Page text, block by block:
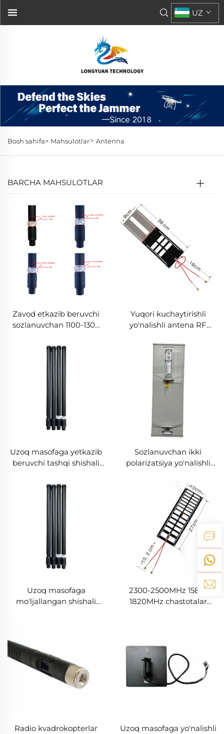
UZ
Bosh sahifa> Mahsulotlar> Antenna
BARCHA MAHSULOTLAR
Zavod etkazib beruvchi
sozlanuvchan 1100-1300
600mm*32mm RF
barcha yo'nalishda
dronlarni blokirovka qilish
Yuqori kuchaytirishli
yo'nalishli antena RF
radio to'siqchi UAV
signalini blokirovka qilish
chastotasini aniqlash
Uzoq masofaga yetkazib
beruvchi tashqi shishali
antena barcha
yo'nalishda RF chastota
Sozlanuvchan ikki
polarizatsiya yo'nalishli
250-2550MHz to'liq
chastotali plita quvvat
boshqaruv modullari
bilan
Uzoq masofaga
mo'ljallangan shishali
2300-2500MHz 1580-
1820MHz chastotalar
to'siqlari bloklovchisi
chastota ekranining
qurilmasi
Radio kvadrokopterlar
Uzoq masofaga yo'nalishli